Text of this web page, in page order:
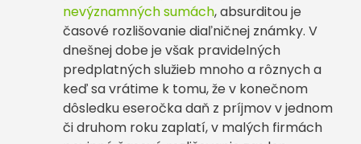
nevýznamných sumách, absurditou je
časové rozlišovanie diaľničnej známky. V
dnešnej dobe je však pravidelných
predplatných služieb mnoho a rôznych a
keď sa vrátime k tomu, že v konečnom
dôsledku eseročka daň z príjmov v jednom
či druhom roku zaplatí, v malých firmách